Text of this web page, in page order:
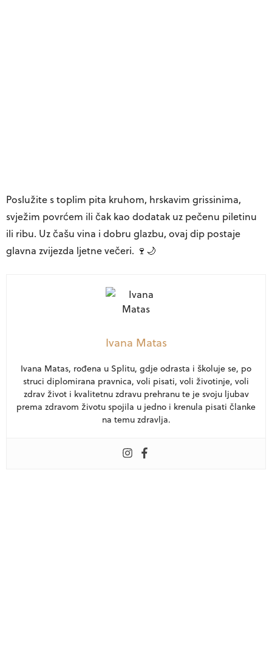
Poslužite s toplim pita kruhom, hrskavim grissinima,
svježim povrćem ili čak kao dodatak uz pečenu piletinu
ili ribu. Uz čašu vina i dobru glazbu, ovaj dip postaje
glavna zvijezda ljetne večeri. 🍷🌙
Ivana Matas
Ivana Matas, rođena u Splitu, gdje odrasta i školuje se, po
struci diplomirana pravnica, voli pisati, voli životinje, voli
zdrav život i kvalitetnu zdravu prehranu te je svoju ljubav
prema zdravom životu spojila u jedno i krenula pisati članke
na temu zdravlja.